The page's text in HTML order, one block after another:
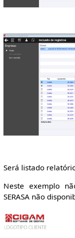
Será listado
Neste exemplo
SERASA não